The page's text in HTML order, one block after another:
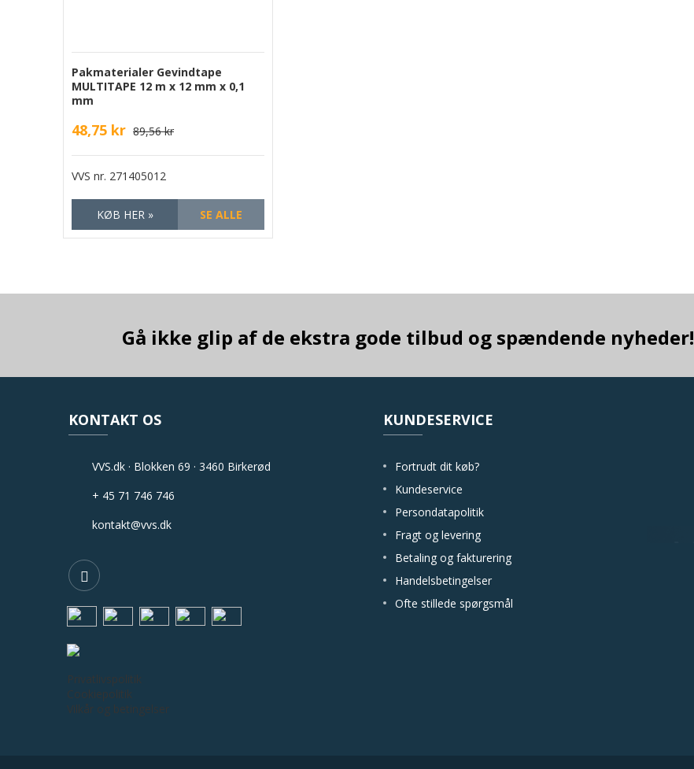
Pakmaterialer Gevindtape
MULTITAPE 12 m x 12 mm x 0,1
mm
48,75 kr 89,56 kr
VVS nr. 271405012
KØB HER » SE ALLE
Gå ikke glip af de ekstra gode tilbud og spændende nyheder!
KONTAKT OS
VVS.dk · Blokken 69 · 3460 Birkerød
+ 45 71 746 746
kontakt@vvs.dk
Privatlivspolitik
Cookiepolitik
Vilkår og betingelser
KUNDESERVICE
Fortrudt dit køb?
Kundeservice
Persondatapolitik
Fragt og levering
Betaling og fakturering
Handelsbetingelser
Ofte stillede spørgsmål